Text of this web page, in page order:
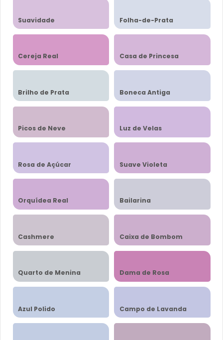
Suavidade Folha-de-Prata
Cereja Real Casa de Princesa
Brilho de Prata Boneca Antiga
Picos de Neve Luz de Velas
Rosa de Açúcar Suave Violeta
Orquídea Real Bailarina
Cashmere Caixa de Bombom
Quarto de Menina Dama de Rosa
Azul Polido Campo de Lavanda